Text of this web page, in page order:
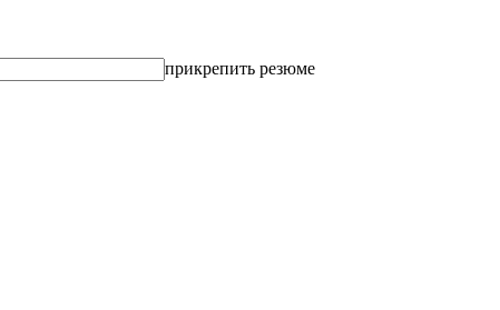
прикрепить резюме